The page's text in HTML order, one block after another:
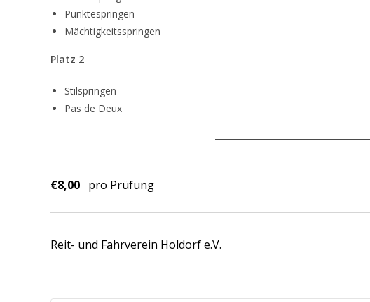
Punktespringen
Mächtigkeitsspringen
Platz 2
Stilspringen
Pas de Deux
€8,00 pro Prüfung
Reit- und Fahrverein Holdorf e.V.